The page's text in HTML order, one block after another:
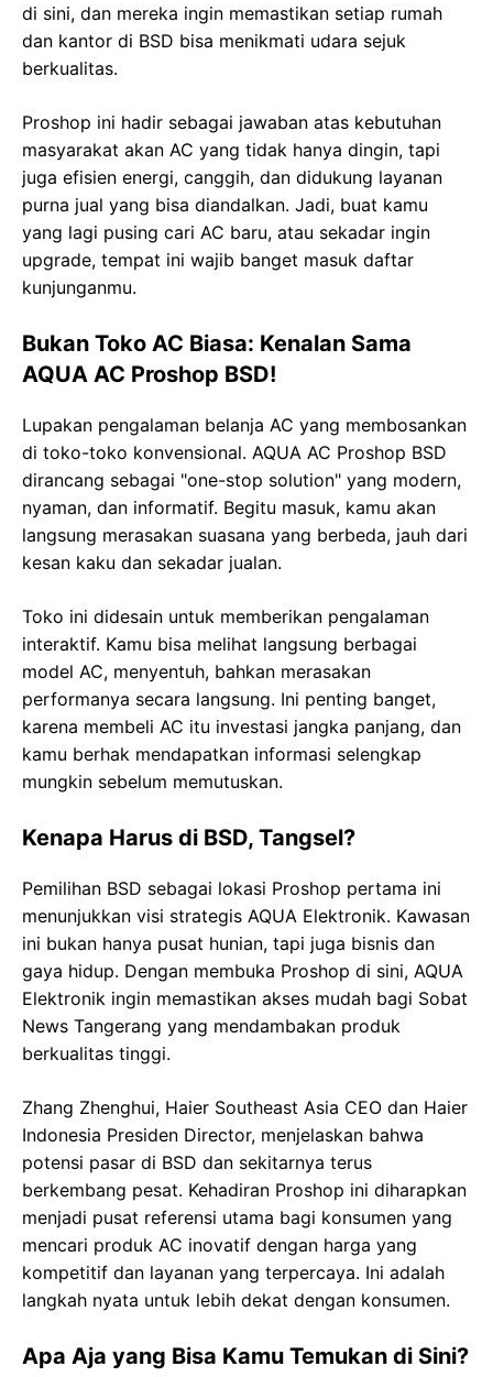
di sini, dan mereka ingin memastikan setiap rumah
dan kantor di BSD bisa menikmati udara sejuk
berkualitas.
Proshop ini hadir sebagai jawaban atas kebutuhan
masyarakat akan AC yang tidak hanya dingin, tapi
juga efisien energi, canggih, dan didukung layanan
purna jual yang bisa diandalkan. Jadi, buat kamu
yang lagi pusing cari AC baru, atau sekadar ingin
upgrade, tempat ini wajib banget masuk daftar
kunjunganmu.
Bukan Toko AC Biasa: Kenalan Sama
AQUA AC Proshop BSD!
Lupakan pengalaman belanja AC yang membosankan
di toko-toko konvensional. AQUA AC Proshop BSD
dirancang sebagai "one-stop solution" yang modern,
nyaman, dan informatif. Begitu masuk, kamu akan
langsung merasakan suasana yang berbeda, jauh dari
kesan kaku dan sekadar jualan.
Toko ini didesain untuk memberikan pengalaman
interaktif. Kamu bisa melihat langsung berbagai
model AC, menyentuh, bahkan merasakan
performanya secara langsung. Ini penting banget,
karena membeli AC itu investasi jangka panjang, dan
kamu berhak mendapatkan informasi selengkap
mungkin sebelum memutuskan.
Kenapa Harus di BSD, Tangsel?
Pemilihan BSD sebagai lokasi Proshop pertama ini
menunjukkan visi strategis AQUA Elektronik. Kawasan
ini bukan hanya pusat hunian, tapi juga bisnis dan
gaya hidup. Dengan membuka Proshop di sini, AQUA
Elektronik ingin memastikan akses mudah bagi Sobat
News Tangerang yang mendambakan produk
berkualitas tinggi.
Zhang Zhenghui, Haier Southeast Asia CEO dan Haier
Indonesia Presiden Director, menjelaskan bahwa
potensi pasar di BSD dan sekitarnya terus
berkembang pesat. Kehadiran Proshop ini diharapkan
menjadi pusat referensi utama bagi konsumen yang
mencari produk AC inovatif dengan harga yang
kompetitif dan layanan yang terpercaya. Ini adalah
langkah nyata untuk lebih dekat dengan konsumen.
Apa Aja yang Bisa Kamu Temukan di Sini?